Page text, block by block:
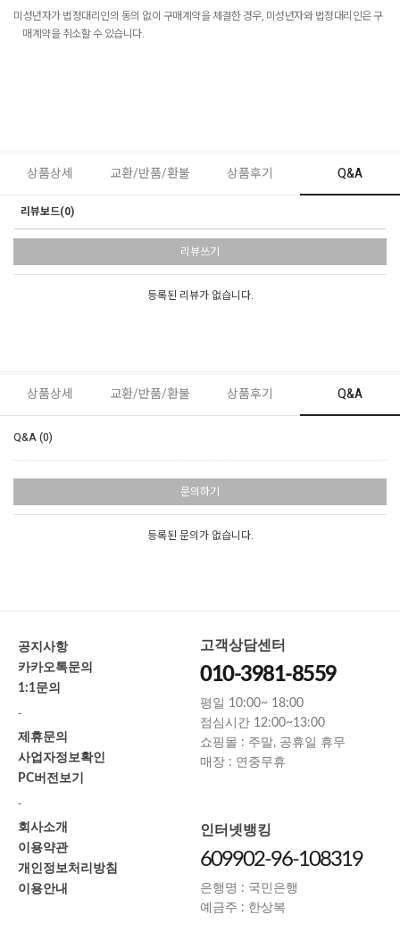
미성년자가 법정대리인의 동의 없이 구매계약을 체결한 경우, 미성년자와 법정대리인은 구
매계약을 취소할 수 있습니다.
상품상세 교환/반품/환불 상품후기 Q&A
리뷰보드(0)
리뷰쓰기
등록된 리뷰가 없습니다.
상품상세 교환/반품/환불 상품후기 Q&A
Q&A (0)
문의하기
등록된 문의가 없습니다.
공지사항
카카오톡문의
1:1문의
-
제휴문의
사업자정보확인
PC버전보기
-
회사소개
이용약관
개인정보처리방침
이용안내
고객상담센터
010-3981-8559
평일 10:00~ 18:00
점심시간 12:00~13:00
쇼핑몰 : 주말, 공휴일 휴무
매장 : 연중무휴
인터넷뱅킹
609902-96-108319
은행명 : 국민은행
예금주 : 한상복